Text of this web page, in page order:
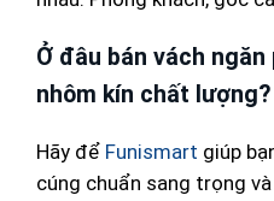
Ở đâu bán vách
nhôm kín chất lượng?
Hãy để Funismart giúp
cúng chuẩn sang trọng